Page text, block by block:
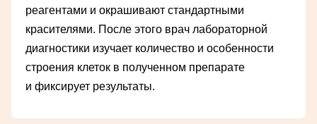
реагентами и окрашивают стандартными
красителями. После этого врач лабораторной
диагностики изучает количество и особенности
строения клеток в полученном препарате
и фиксирует результаты.